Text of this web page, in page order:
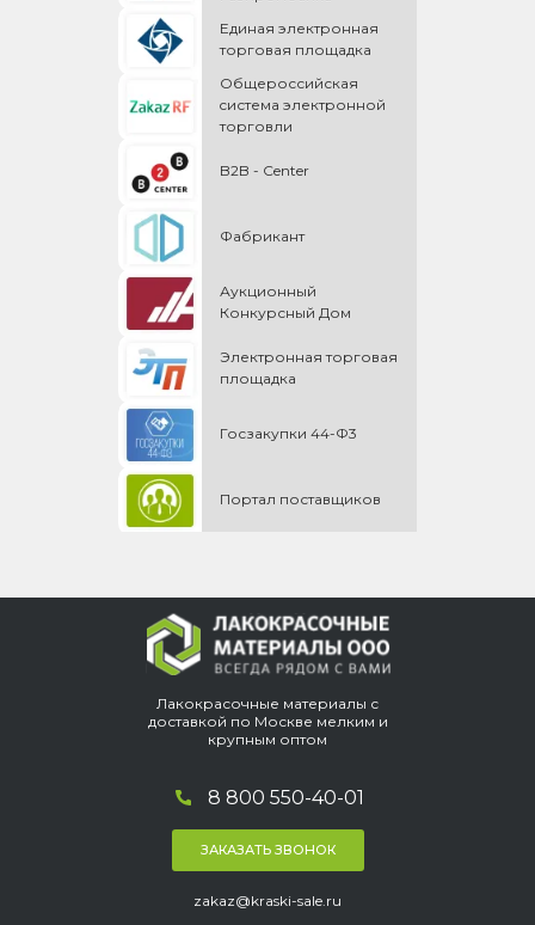
Единая электронная
торговая площадка
Общероссийская
cистема электронной
торговли
B2B - Center
Фабрикант
Аукционный
Конкурсный Дом
Электронная торговая
площадка
Госзакупки 44-Ф3
Портал поставщиков
Лакокрасочные материалы с
доставкой по Москве мелким и
крупным оптом
8 800 550-40-01
ЗАКАЗАТЬ ЗВОНОК
zakaz@kraski-sale.ru